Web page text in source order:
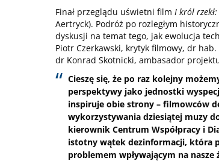
Finał przeglądu uświetni film I król
Aertryck). Podróż po rozległym
dyskusji na temat tego, jak ewolucja
Piotr Czerkawski, krytyk filmowy, dr
dr Konrad Skotnicki, ambasador
Cieszę się, że po raz kolejny
perspektywy jako jednostki
inspiruje obie strony – filmowców
wykorzystywania dziesiątej muzy
kierownik Centrum Współpracy i
istotny wątek dezinformacji, która
problemem wpływającym na nasze